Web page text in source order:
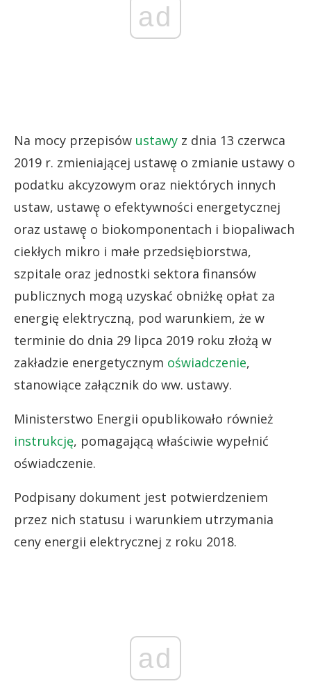
ad
Na mocy przepisów ustawy z dnia 13 czerwca
2019 r. zmieniającej ustawę̨ o zmianie ustawy o
podatku akcyzowym oraz niektórych innych
ustaw, ustawę̨ o efektywności energetycznej
oraz ustawę̨ o biokomponentach i biopaliwach
ciekłych mikro i małe przedsiębiorstwa,
szpitale oraz jednostki sektora finansów
publicznych mogą uzyskać obniżkę opłat za
energię elektryczną, pod warunkiem, że w
terminie do dnia 29 lipca 2019 roku złożą w
zakładzie energetycznym oświadczenie,
stanowiące załącznik do ww. ustawy.
Ministerstwo Energii opublikowało również
instrukcję, pomagającą właściwie wypełnić
oświadczenie.
Podpisany dokument jest potwierdzeniem
przez nich statusu i warunkiem utrzymania
ceny energii elektrycznej z roku 2018.
ad